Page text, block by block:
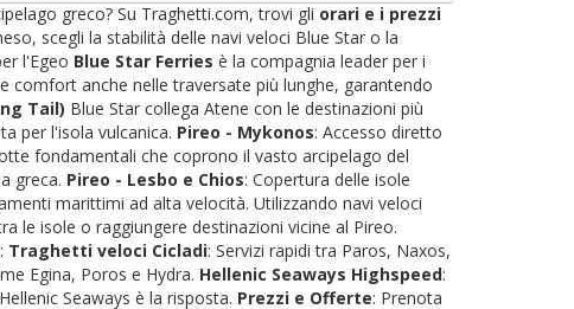
greco? Su Traghetti.com, trovi gli orari e i prezzi
scegli la stabilità delle navi veloci Blue Star o la
l'Egeo Blue Star Ferries è la compagnia leader per i
comfort anche nelle traversate più lunghe, garantendo
Tail) Blue Star collega Atene con le destinazioni più
per l'isola vulcanica. Pireo - Mykonos: Accesso diretto
fondamentali che coprono il vasto arcipelago del
greca. Pireo - Lesbo e Chios: Copertura delle isole
marittimi ad alta velocità. Utilizzando navi veloci
le isole o raggiungere destinazioni vicine al Pireo.
Traghetti veloci Cicladi: Servizi rapidi tra Paros, Naxos,
Egina, Poros e Hydra. Hellenic Seaways Highspeed:
Seaways è la risposta. Prezzi e Offerte: Prenota